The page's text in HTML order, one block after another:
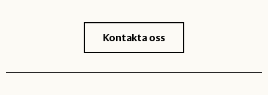
Kontakta oss